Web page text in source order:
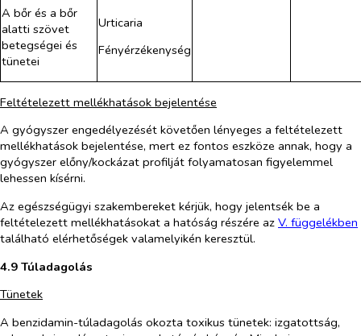
A bőr és a bőr
alatti szövet
betegségei és
tünetei
Urticaria
Fényérzékenység
Feltételezett mellékhatások bejelentése
A gyógyszer engedélyezését követően lényeges a feltételezett
mellékhatások bejelentése, mert ez fontos eszköze annak, hogy a
gyógyszer előny/kockázat profilját folyamatosan figyelemmel
lehessen kísérni.
Az egészségügyi szakembereket kérjük, hogy jelentsék be a
feltételezett mellékhatásokat a hatóság részére az V. függelékben
található elérhetőségek valamelyikén keresztül.
4.9 Túladagolás
Tünetek
A benzidamin-túladagolás okozta toxikus tünetek: izgatottság,